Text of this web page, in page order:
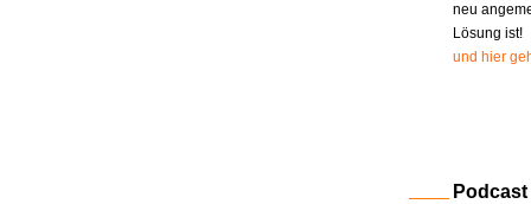
neu
Lösung ist!
und hier
Podcast